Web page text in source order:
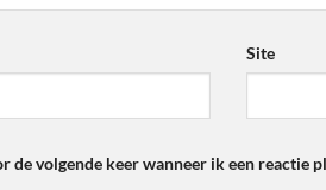
Site
de volgende keer wanneer ik een reactie